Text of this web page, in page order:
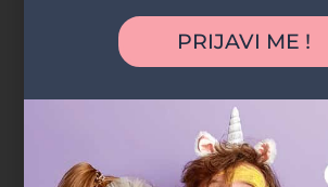
"Najveća prednost bila je što
nigde da mrdnemo. Rođendan je
satima, a komšije i prijatelji su
nam se pridruže. Baš
bez stresa."
PRIJAVI ME !